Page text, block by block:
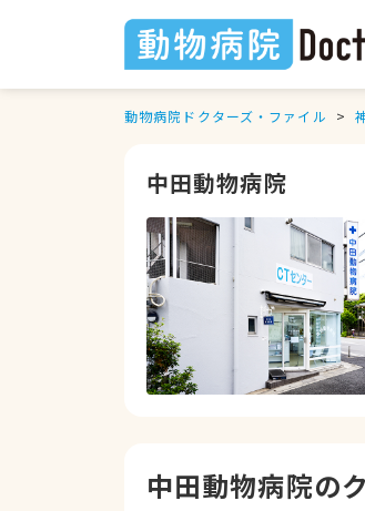
動物病院ドクターズ・ファイル
中田動物病院
中田動物病院の